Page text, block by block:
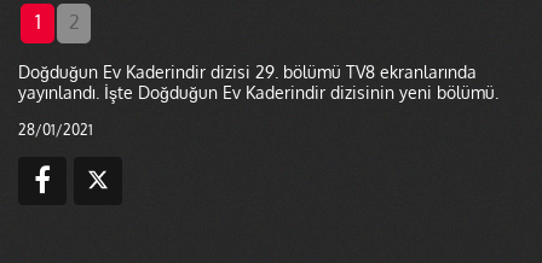
1 2
Doğduğun Ev Kaderindir dizisi 29. bölümü TV8 ekranlarında
yayınlandı. İşte Doğduğun Ev Kaderindir dizisinin yeni bölümü.
28/01/2021